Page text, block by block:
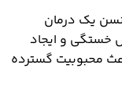
یک درمان
خستگی و ایجاد
محبوبیت گسترده